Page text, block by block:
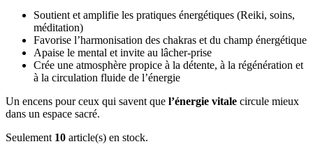
Soutient et amplifie les pratiques énergétiques (Reiki, soins,
méditation)
Favorise l’harmonisation des chakras et du champ énergétique
Apaise le mental et invite au lâcher-prise
Crée une atmosphère propice à la détente, à la régénération et
à la circulation fluide de l’énergie
Un encens pour ceux qui savent que l’énergie vitale circule mieux
dans un espace sacré.
Seulement 10 article(s) en stock.